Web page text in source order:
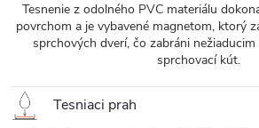
Tesnenie z odolného PVC materiálu
povrchom a je vybavené magnetom, ktorý
sprchových dverí, čo zabráni
sprchovací kút.
Tesniaci prah